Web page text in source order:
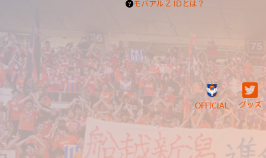
モバアルＺ IDとは？
OFFICIAL グッズ